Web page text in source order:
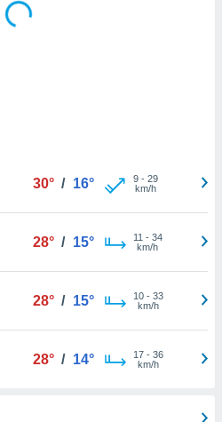
30° / 16° 9- 29
km/h
28° / 15° 11 - 34
km/h
28° / 15° 10- 33
km/h
28° / 14° 17- 36
km/h